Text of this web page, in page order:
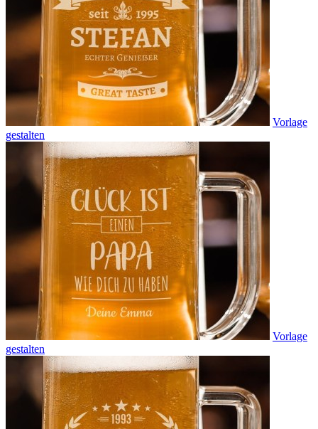
Vorlage
gestalten
Vorlage
gestalten